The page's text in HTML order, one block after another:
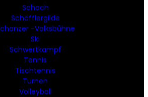
Schach
Schäfflergilde
-Volksbühne
Ski
Schwertkampf
Tennis
Tischtennis
Turnen
Volleyball